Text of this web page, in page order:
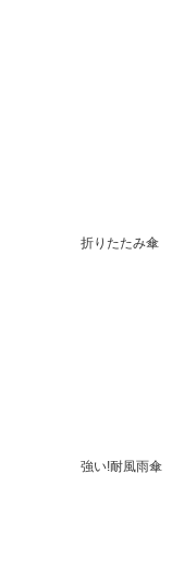
折りたたみ傘
強い!耐風雨傘